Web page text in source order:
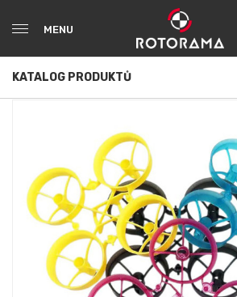
MENU
KATALOG PRODUKTŮ